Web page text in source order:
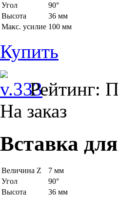
Угол
90°
Высота
36 мм
Макс. усилие 100 мм
Купить
Рейтинг:
На заказ
Вставка
Величина Z
7 мм
Угол
90°
Высота
36 мм